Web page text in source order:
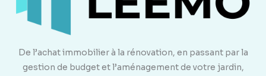
De l’achat immobilier à la rénovation, en passant par la
gestion de budget et l’aménagement de votre jardin,